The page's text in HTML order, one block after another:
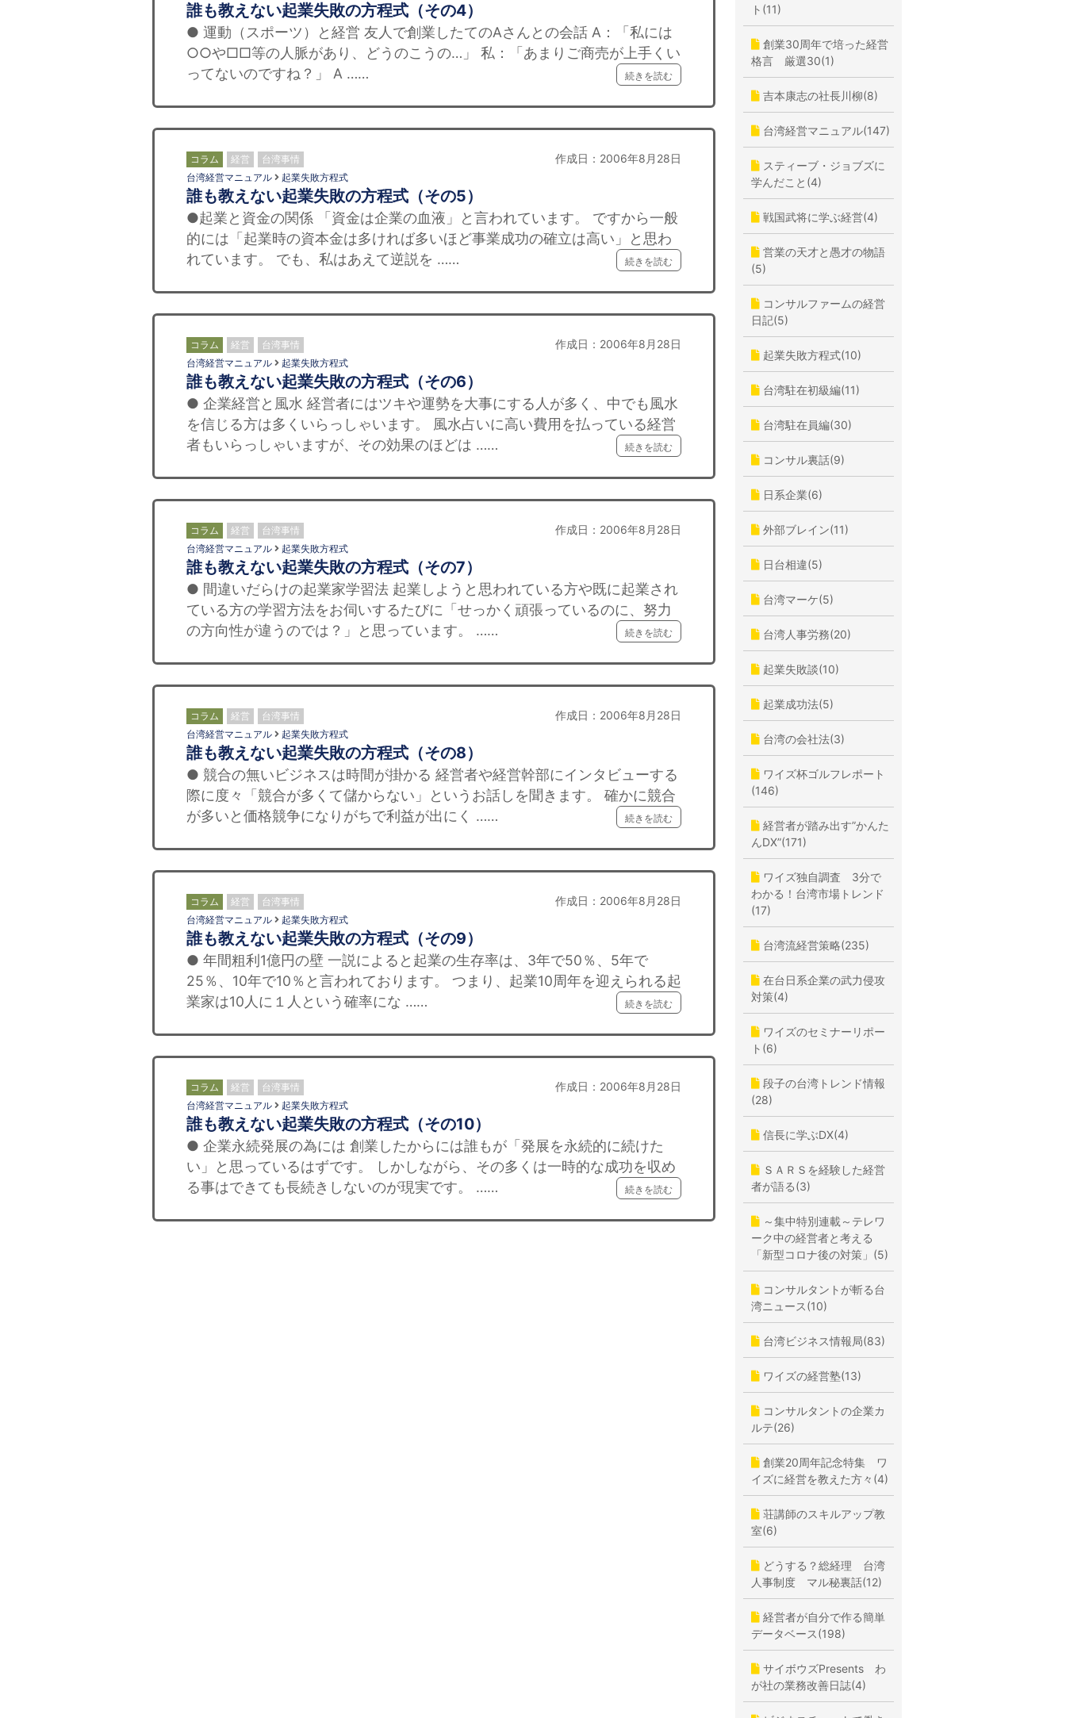
誰も教えない起業失敗の方程式（その4）
● 運動（スポーツ）と経営 友人で創業したてのAさんとの会話 A：「私には
○○や□□等の人脈があり、どうのこうの…」 私：「あまりご商売が上手くい
ってないのですね？」 A ……
続きを読む
コラム 経営 台湾事情 作成日：2006年8月28日
台湾経営マニュアル 起業失敗方程式
誰も教えない起業失敗の方程式（その5）
●起業と資金の関係 「資金は企業の血液」と言われています。 ですから一般
的には「起業時の資本金は多ければ多いほど事業成功の確立は高い」と思わ
れています。 でも、私はあえて逆説を ……
続きを読む
コラム 経営 台湾事情 作成日：2006年8月28日
台湾経営マニュアル 起業失敗方程式
誰も教えない起業失敗の方程式（その6）
● 企業経営と風水 経営者にはツキや運勢を大事にする人が多く、中でも風水
を信じる方は多くいらっしゃいます。 風水占いに高い費用を払っている経営
者もいらっしゃいますが、その効果のほどは ……
続きを読む
コラム 経営 台湾事情 作成日：2006年8月28日
台湾経営マニュアル 起業失敗方程式
誰も教えない起業失敗の方程式（その7）
● 間違いだらけの起業家学習法 起業しようと思われている方や既に起業され
ている方の学習方法をお伺いするたびに「せっかく頑張っているのに、努力
の方向性が違うのでは？」と思っています。 ……
続きを読む
コラム 経営 台湾事情 作成日：2006年8月28日
台湾経営マニュアル 起業失敗方程式
誰も教えない起業失敗の方程式（その8）
● 競合の無いビジネスは時間が掛かる 経営者や経営幹部にインタビューする
際に度々「競合が多くて儲からない」というお話しを聞きます。 確かに競合
が多いと価格競争になりがちで利益が出にく ……
続きを読む
コラム 経営 台湾事情 作成日：2006年8月28日
台湾経営マニュアル 起業失敗方程式
誰も教えない起業失敗の方程式（その9）
● 年間粗利1億円の壁 一説によると起業の生存率は、3年で50％、5年で
25％、10年で10％と言われております。 つまり、起業10周年を迎えられる起
業家は10人に１人という確率にな ……
続きを読む
コラム 経営 台湾事情 作成日：2006年8月28日
台湾経営マニュアル 起業失敗方程式
誰も教えない起業失敗の方程式（その10）
● 企業永続発展の為には 創業したからには誰もが「発展を永続的に続けた
い」と思っているはずです。 しかしながら、その多くは一時的な成功を収め
る事はできても長続きしないのが現実です。 ……
続きを読む
ト(11)
創業30周年で培った経営
格言 厳選30(1)
吉本康志の社長川柳(8)
台湾経営マニュアル(147)
スティーブ・ジョブズに
学んだこと(4)
戦国武将に学ぶ経営(4)
営業の天才と愚才の物語
(5)
コンサルファームの経営
日記(5)
起業失敗方程式(10)
台湾駐在初級編(11)
台湾駐在員編(30)
コンサル裏話(9)
日系企業(6)
外部ブレイン(11)
日台相違(5)
台湾マーケ(5)
台湾人事労務(20)
起業失敗談(10)
起業成功法(5)
台湾の会社法(3)
ワイズ杯ゴルフレポート
(146)
経営者が踏み出す”かんた
んDX”(171)
ワイズ独自調査 3分で
わかる！台湾市場トレンド
(17)
台湾流経営策略(235)
在台日系企業の武力侵攻
対策(4)
ワイズのセミナーリポー
ト(6)
段子の台湾トレンド情報
(28)
信長に学ぶDX(4)
ＳＡＲＳを経験した経営
者が語る(3)
～集中特別連載～テレワ
ーク中の経営者と考える
「新型コロナ後の対策」(5)
コンサルタントが斬る台
湾ニュース(10)
台湾ビジネス情報局(83)
ワイズの経営塾(13)
コンサルタントの企業カ
ルテ(26)
創業20周年記念特集 ワ
イズに経営を教えた方々(4)
荘講師のスキルアップ教
室(6)
どうする？総経理 台湾
人事制度 マル秘裏話(12)
経営者が自分で作る簡単
データベース(198)
サイボウズPresents わ
が社の業務改善日誌(4)